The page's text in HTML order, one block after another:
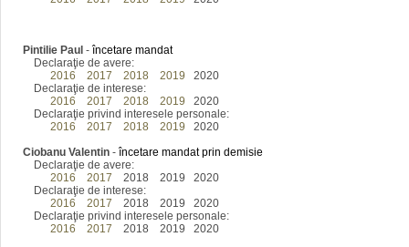
Pintilie Paul - încetare mandat
Declaraţie de avere:
2016
2017 2018 2019 2020
Declaraţie de interese:
2016
2017 2018 2019 2020
Declaraţie privind interesele personale:
2016
2017 2018 2019 2020
Ciobanu Valentin - încetare mandat prin demisie
Declaraţie de avere:
2016
2017 2018 2019 2020
Declaraţie de interese:
2016
2017 2018 2019 2020
Declaraţie privind interesele personale:
2016
2017 2018 2019 2020